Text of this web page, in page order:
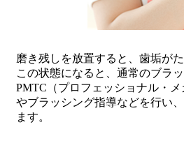
磨き残しを放置すると、歯垢が
この状態になると、通常のブラ
PMTC（プロフェッショナル・
やブラッシング指導などを行い
ます。